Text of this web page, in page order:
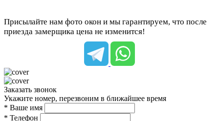
Присылайте нам фото окон и мы гарантируем, что после
приезда замерщика цена не изменится!
Заказать звонок
Укажите номер, перезвоним в ближайшее время
* Ваше имя
* Телефон